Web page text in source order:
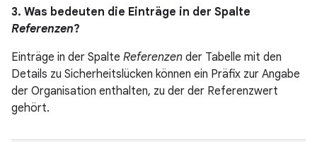
3. Was bedeuten die Einträge in der Spalte
Referenzen?
Einträge in der Spalte Referenzen der Tabelle mit den
Details zu Sicherheitslücken können ein Präfix zur Angabe
der Organisation enthalten, zu der der Referenzwert
gehört.